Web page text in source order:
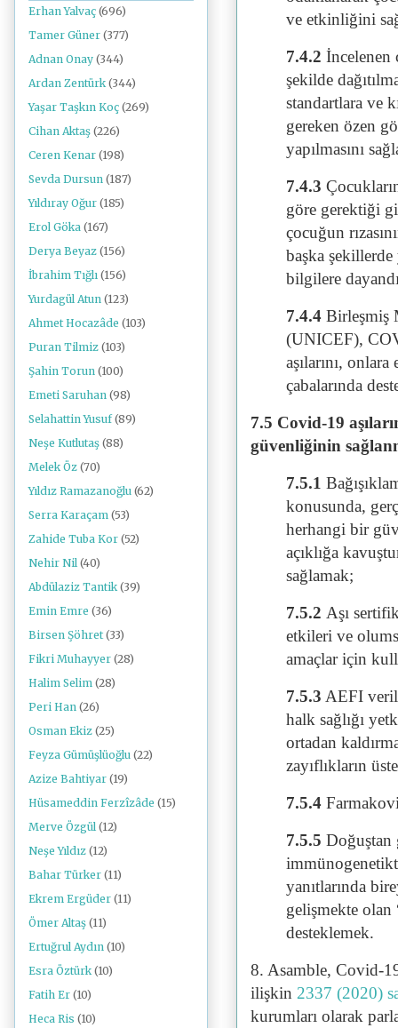
ve etkinliğini
7.4.2
şekilde
standartlara ve
gereken özen
yapılmasını
7.4.3
göre gerektiği
çocuğun
başka
bilgilere
7.4.4 Birleşmiş
(UNICEF),
aşılarını,
çabalarında
7.5 Covid-19
güvenliğinin
7.5.1
konusunda,
herhangi bir
açıklığa
sağlamak;
7.5.2 Aşı
etkileri ve
amaçlar için
7.5.3 AEFI
halk sağlığı
ortadan
zayıflıkların
7.5.4
7.5.5 Doğuştan
yanıtlarında
gelişmekte olan
desteklemek.
8. Asamble, Covid-
ilişkin 2337 (2020)
kurumları olarak
Erhan Yalvaç (696)
Tamer Güner (377)
Adnan Onay (344)
Ardan Zentürk (344)
Yaşar Taşkın Koç (269)
Cihan Aktaş (226)
Ceren Kenar (198)
Sevda Dursun (187)
Yıldıray Oğur (185)
Erol Göka (167)
Derya Beyaz (156)
İbrahim Tığlı (156)
Yurdagül Atun (123)
Ahmet Hocazâde (103)
Puran Tilmiz (103)
Şahin Torun (100)
Emeti Saruhan (98)
Selahattin Yusuf (89)
Neşe Kutlutaş (88)
Melek Öz (70)
Yıldız Ramazanoğlu (62)
Serra Karaçam (53)
Zahide Tuba Kor (52)
Nehir Nil (40)
Abdülaziz Tantik (39)
Emin Emre (36)
Birsen Şöhret (33)
Fikri Muhayyer (28)
Halim Selim (28)
Peri Han (26)
Osman Ekiz (25)
Feyza Gümüşlüoğlu (22)
Azize Bahtiyar (19)
Hüsameddin Ferzîzâde (15)
Merve Özgül (12)
Neşe Yıldız (12)
Bahar Türker (11)
Ekrem Ergüder (11)
Ömer Altaş (11)
Ertuğrul Aydın (10)
Esra Öztürk (10)
Fatih Er (10)
Heca Ris (10)